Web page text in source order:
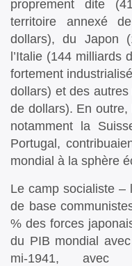
proprement dite
territoire annexé
dollars), du Japon
l’Italie (144 milliards
fortement
dollars) et des
de dollars). En
notamment la
Portugal,
mondial à la sphère
Le camp socialiste –
de base
% des forces
du PIB mondial
mi-1941, avec